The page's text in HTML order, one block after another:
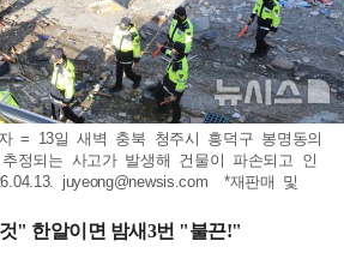
= 13일 새벽 충북 청주시 흥덕구 봉명동의
정되는 사고가 발생해 건물이 파손되고 인
juyeong@newsis.com *재판매 및